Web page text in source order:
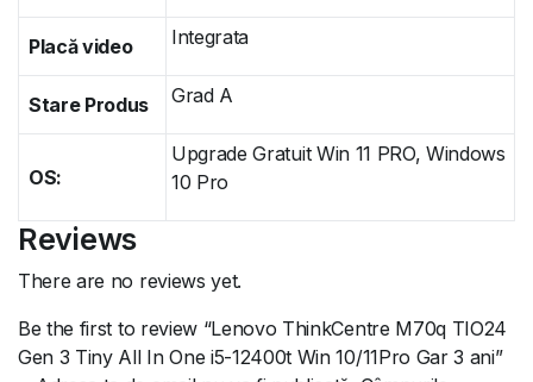
Placă video Integrata
Stare Produs Grad A
OS:
Upgrade Gratuit Win 11 PRO, Windows
10 Pro
Reviews
There are no reviews yet.
Be the first to review “Lenovo ThinkCentre M70q TIO24
Gen 3 Tiny All In One i5-12400t Win 10/11Pro Gar 3 ani”